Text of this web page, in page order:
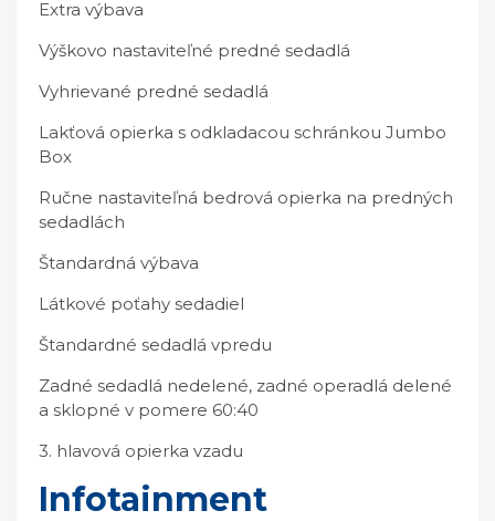
Extra výbava
Výškovo nastaviteľné predné sedadlá
Vyhrievané predné sedadlá
Lakťová opierka s odkladacou schránkou Jumbo
Box
Ručne nastaviteľná bedrová opierka na predných
sedadlách
Štandardná výbava
Látkové poťahy sedadiel
Štandardné sedadlá vpredu
Zadné sedadlá nedelené, zadné operadlá delené
a sklopné v pomere 60:40
3. hlavová opierka vzadu
Infotainment